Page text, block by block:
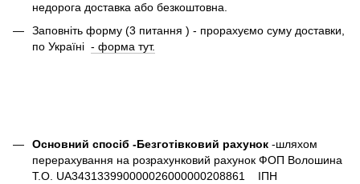
недорога доставка або безкоштовна.
Заповніть форму (3 питання ) - прорахуємо суму доставки,
по Україні - форма тут.
Основний спосіб -Безготівковий рахунок -шляхом
перерахування на розрахунковий рахунок ФОП Волошина
Т.О. UA343133990000026000000208861 ІПН